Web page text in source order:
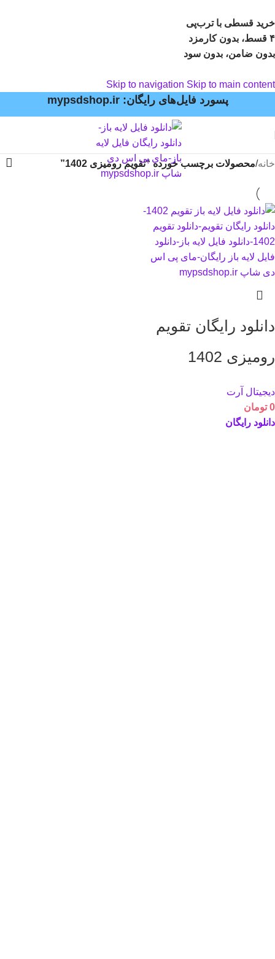
خرید قسطی با ترب‌پی
۴ قسط، بدون کارمزد
بدون ضامن، بدون سود
Skip to navigation Skip to main content
پسورد فایل‌های رایگان: mypsdshop.ir
خانه/محصولات برچسب خورده “تقویم رومیزی 1402”
دانلود رایگان تقویم
رومیزی 1402
دیجیتال آرت
0 تومان
دانلود رایگان